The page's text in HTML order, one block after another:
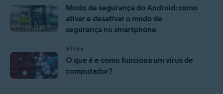
Modo de segurança do Android: como
ativar e desativar o modo de
segurança no smartphone
Vírus
O que é e como funciona um vírus de
computador?